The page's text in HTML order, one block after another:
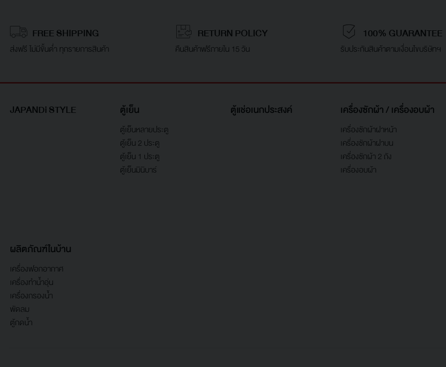
FREE SHIPPING
ส่งฟรี ไม่มีขั้นต่ำ ทุกรายการสินค้า
RETURN POLICY
คืนสินค้าฟรีภายใน 15 วัน
100% GUARANTEE
รับประกันสินค้าตามเงื่อนไขบริษัทฯ
JAPANDi STYLE ตู้เย็น
ตู้เย็นหลายประตู
ตู้เย็น 2 ประตู
ตู้เย็น 1 ประตู
ตู้เย็นมินิบาร์
ตู้แช่อเนกประสงค์ เครื่องซักผ้า / เครื่องอบผ้า
เครื่องซักผ้าฝาหน้า
เครื่องซักผ้าฝาบน
เครื่องซักผ้า 2 ถัง
เครื่องอบผ้า
ผลิตภัณฑ์ในบ้าน
เครื่องฟอกอากาศ
เครื่องทำน้ำอุ่น
เครื่องกรองน้ำ
พัดลม
ตู้กดน้ำ